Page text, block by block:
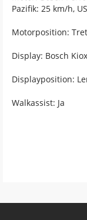
Pazifik: 25 km/h,
Motorposition:
Display: Bosch
Displayposition:
Walkassist: Ja